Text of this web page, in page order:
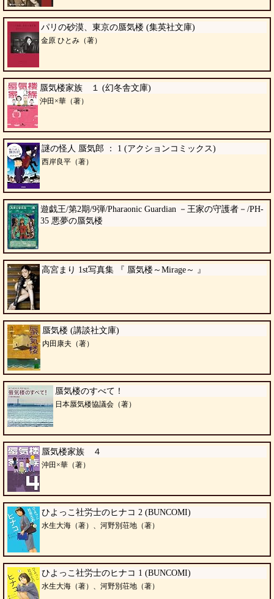
パリの砂漠、東京の蜃気楼 (集英社文庫)
金原 ひとみ（著）
蜃気楼家族 １ (幻冬舎文庫)
沖田×華（著）
謎の怪人 蜃気郎 ： 1 (アクションコミックス)
西岸良平（著）
遊戯王/第2期/9弾/Pharaonic Guardian －王家の守護者－/PH-
35 悪夢の蜃気楼
高宮まり 1st写真集 『 蜃気楼～Mirage～ 』
蜃気楼 (講談社文庫)
内田康夫（著）
蜃気楼のすべて！
日本蜃気楼協議会（著）
蜃気楼家族 ４
沖田×華（著）
ひよっこ社労士のヒナコ 2 (BUNCOMI)
水生大海（著）、河野別荘地（著）
ひよっこ社労士のヒナコ 1 (BUNCOMI)
水生大海（著）、河野別荘地（著）